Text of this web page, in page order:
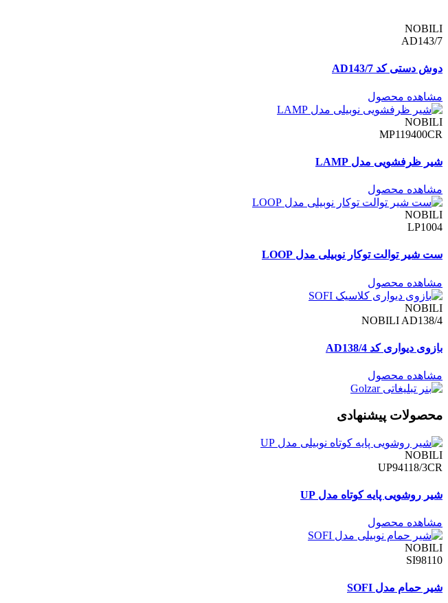
NOBILI
AD143/7
دوش دستی کد AD143/7
مشاهده محصول
NOBILI
MP119400CR
شیر ظرفشویی مدل LAMP
مشاهده محصول
NOBILI
LP1004
ست شیر توالت توکار نوبیلی مدل LOOP
مشاهده محصول
NOBILI
NOBILI AD138/4
بازوی دیواری کد AD138/4
مشاهده محصول
محصولات پیشنهادی
NOBILI
UP94118/3CR
شیر روشویی پایه کوتاه مدل UP
مشاهده محصول
NOBILI
SI98110
شیر حمام مدل SOFI